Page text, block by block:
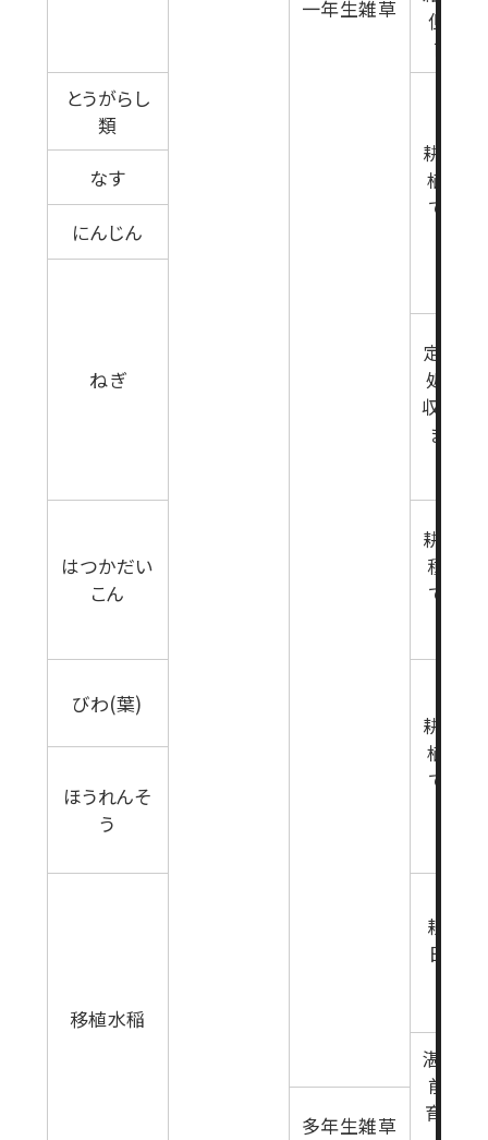
一年生雑草
但し、
前日
とうがらし
類
耕起又
植7日
で(雑
なす
にんじん
ねぎ
定植後
処理 但
収穫30
まで(
はつかだい
こん
耕起又
種7日
で(雑
びわ(葉)
耕起又
植7日
で(雑
ほうれんそ
う
移植水稲
耕起
日前(
湛水
前(雑
育期)(
多年生雑草